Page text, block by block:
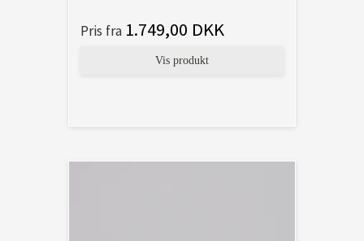
Pris fra 1.749,00 DKK
Vis produkt